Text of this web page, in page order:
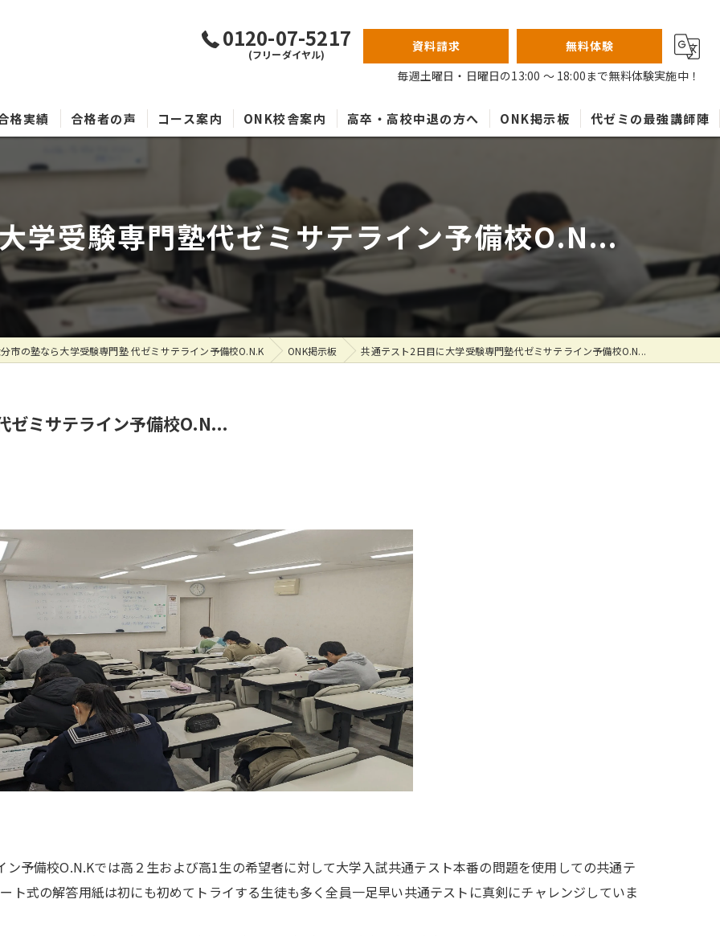
0120-07-5217
(フリーダイヤル)
資料請求
無料体験
毎週土曜日・日曜日の13:00 ～ 18:00まで無料体験実施中！
格実績 合格者の声 コース案内 ONK校舎案内 高卒・高校中退の方へ ONK掲示板 代ゼミの最強講師陣
学受験専門塾代ゼミサテライン予備校O.N...
市の塾なら大学受験専門塾 代ゼミサテライン予備校O.N.K ONK掲示板 共通テスト2日目に大学受験専門塾代ゼミサテライン予備校O.N...
ゼミサテライン予備校O.N...
予備校O.N.Kでは高２生および高1生の希望者に対して大学入試共通テスト本番の問題を使用しての共通テ
ト式の解答用紙は初にも初めてトライする生徒も多く全員一足早い共通テストに真剣にチャレンジしていま